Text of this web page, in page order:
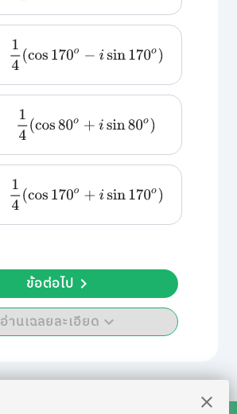
14(cos170o −isin170o)
14(cos80o +isin80o)
14(cos170o +isin170o)
อ่านเฉลยละเอียด
ข้อต่อไป